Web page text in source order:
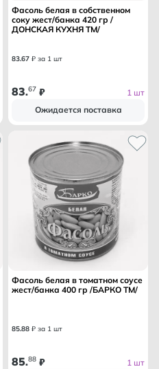
Фасоль белая в собственном
соку жест/банка 420 гр /
ДОНСКАЯ КУХНЯ ТМ/
83.67 ₽ за 1 шт
83.67 ₽
1 шт
Ожидается поставка
Фасоль белая в томатном соусе
жест/банка 400 гр /БАРКО ТМ/
85.88 ₽ за 1 шт
85.88 ₽
1 шт